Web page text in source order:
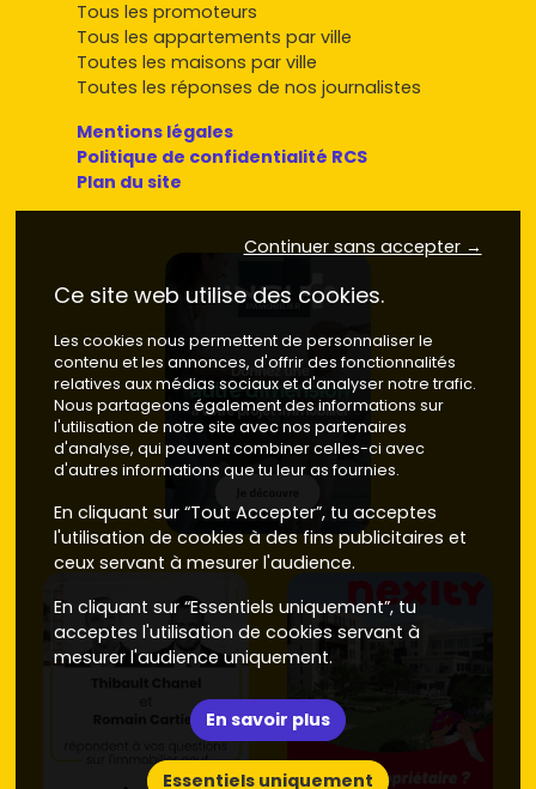
Tous les promoteurs
Tous les appartements par ville
Toutes les maisons par ville
Toutes les réponses de nos journalistes
Mentions légales
Politique de confidentialité RCS
Plan du site
Continuer sans accepter →
Ce site web utilise des cookies.
Les cookies nous permettent de personnaliser le
contenu et les annonces, d'offrir des fonctionnalités
relatives aux médias sociaux et d'analyser notre trafic.
Nous partageons également des informations sur
l'utilisation de notre site avec nos partenaires
d'analyse, qui peuvent combiner celles-ci avec
d'autres informations que tu leur as fournies.
En cliquant sur “Tout Accepter”, tu acceptes
l'utilisation de cookies à des fins publicitaires et
ceux servant à mesurer l'audience.
En cliquant sur “Essentiels uniquement”, tu
acceptes l'utilisation de cookies servant à
mesurer l'audience uniquement.
En savoir plus
Essentiels uniquement